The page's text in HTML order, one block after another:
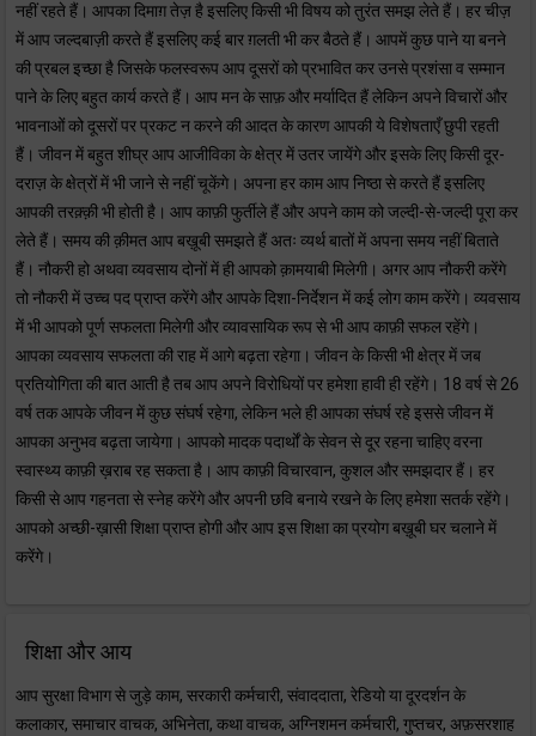
नहीं रहते हैं। आपका दिमाग़ तेज़ है इसलिए किसी भी विषय को तुरंत समझ लेते हैं। हर चीज़
में आप जल्दबाज़ी करते हैं इसलिए कई बार ग़लती भी कर बैठते हैं। आपमें कुछ पाने या बनने
की प्रबल इच्छा है जिसके फलस्वरूप आप दूसरों को प्रभावित कर उनसे प्रशंसा व सम्मान
पाने के लिए बहुत कार्य करते हैं। आप मन के साफ़ और मर्यादित हैं लेकिन अपने विचारों और
भावनाओं को दूसरों पर प्रकट न करने की आदत के कारण आपकी ये विशेषताएँ छुपी रहती
हैं। जीवन में बहुत शीघ्र आप आजीविका के क्षेत्र में उतर जायेंगे और इसके लिए किसी दूर-
दराज़ के क्षेत्रों में भी जाने से नहीं चूकेंगे। अपना हर काम आप निष्ठा से करते हैं इसलिए
आपकी तरक़्क़ी भी होती है। आप काफ़ी फुर्तीले हैं और अपने काम को जल्दी-से-जल्दी पूरा कर
लेते हैं। समय की क़ीमत आप बख़ूबी समझते हैं अतः व्यर्थ बातों में अपना समय नहीं बिताते
हैं। नौकरी हो अथवा व्यवसाय दोनों में ही आपको क़ामयाबी मिलेगी। अगर आप नौकरी करेंगे
तो नौकरी में उच्च पद प्राप्त करेंगे और आपके दिशा-निर्देशन में कई लोग काम करेंगे। व्यवसाय
में भी आपको पूर्ण सफलता मिलेगी और व्यावसायिक रूप से भी आप काफ़ी सफल रहेंगे।
आपका व्यवसाय सफलता की राह में आगे बढ़ता रहेगा। जीवन के किसी भी क्षेत्र में जब
प्रतियोगिता की बात आती है तब आप अपने विरोधियों पर हमेशा हावी ही रहेंगे। 18 वर्ष से 26
वर्ष तक आपके जीवन में कुछ संघर्ष रहेगा, लेकिन भले ही आपका संघर्ष रहे इससे जीवन में
आपका अनुभव बढ़ता जायेगा। आपको मादक पदार्थों के सेवन से दूर रहना चाहिए वरना
स्वास्थ्य काफ़ी ख़राब रह सकता है। आप काफ़ी विचारवान, कुशल और समझदार हैं। हर
किसी से आप गहनता से स्नेह करेंगे और अपनी छवि बनाये रखने के लिए हमेशा सतर्क रहेंगे।
आपको अच्छी-ख़ासी शिक्षा प्राप्त होगी और आप इस शिक्षा का प्रयोग बख़ूबी घर चलाने में
करेंगे।
शिक्षा और आय
आप सुरक्षा विभाग से जुड़े काम, सरकारी कर्मचारी, संवाददाता, रेडियो या दूरदर्शन के
कलाकार, समाचार वाचक, अभिनेता, कथा वाचक, अग्निशमन कर्मचारी, गुप्तचर, अफ़सरशाह